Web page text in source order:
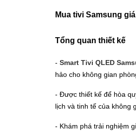
Mua tivi Samsung
Tổng quan thiết kế
-Smart Tivi QLED
hảo cho không gian
- Được thiết kế để hòa
lịch và tinh tế của không
- Khám phá trải nghiệm